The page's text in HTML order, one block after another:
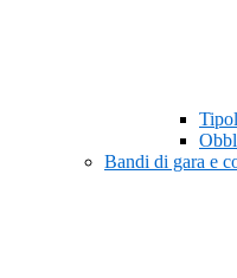
Bandi di gara e